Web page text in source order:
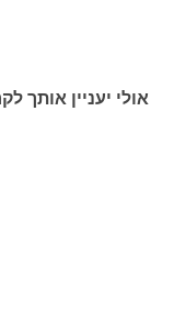
אולי יעניין אותך